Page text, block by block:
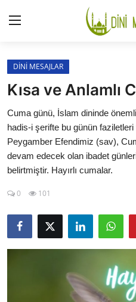
Giriş
GÜNDEM
HAKKIMIZDA
DESTEKLİYORUM
SURELER
NAMAZ
DİNİ MESAJLAR
Kısa ve Anlamlı
Cuma günü, İslam dininde
hadis-i şerifte bu günün faziletleri
Peygamber Efendimiz (sav),
devam edecek olan ibadet
belirtmiştir. Hayırlı cumalar.
0 101